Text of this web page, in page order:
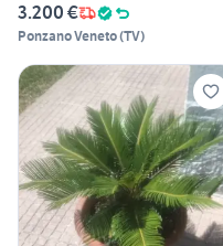
3.200 €
Ponzano Veneto(TV)